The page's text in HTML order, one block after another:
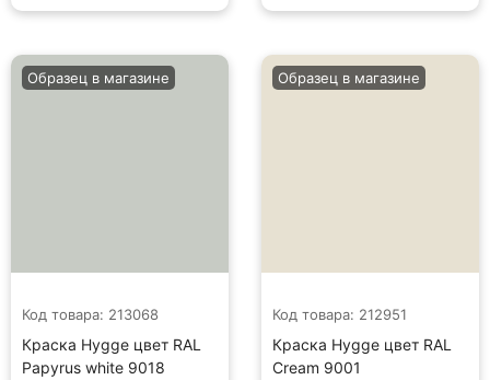
Код товара: 213068
Краска Hygge цвет RAL
Papyrus white 9018
Образец в магазине
Код товара: 212951
Краска Hygge цвет RAL
Cream 9001
Образец в магазине